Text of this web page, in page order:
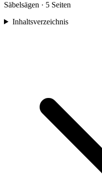
Säbelsägen · 5 Seiten
Inhaltsverzeichnis